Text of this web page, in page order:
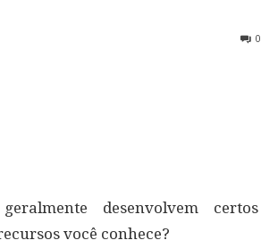
0
desenvolvem certos
você conhece?